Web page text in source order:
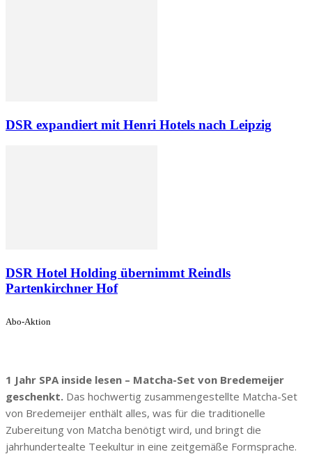
DSR expandiert mit Henri Hotels nach Leipzig
DSR Hotel Holding übernimmt Reindls
Partenkirchner Hof
Abo-Aktion
1 Jahr SPA inside lesen – Matcha-Set von Bredemeijer
geschenkt. Das hochwertig zusammengestellte Matcha-Set
von Bredemeijer enthält alles, was für die traditionelle
Zubereitung von Matcha benötigt wird, und bringt die
jahrhundertealte Teekultur in eine zeitgemäße Formsprache.